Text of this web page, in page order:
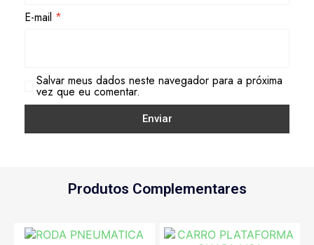
E-mail *
Salvar meus dados neste navegador para a próxima
vez que eu comentar.
Produtos Complementares